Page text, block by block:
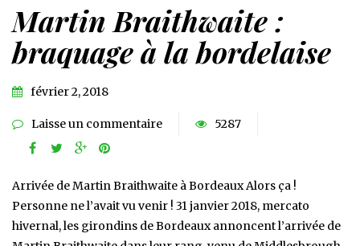
Martin Braithwaite :
braquage à la bordelaise
février 2, 2018
Laisse un commentaire 5287
Arrivée de Martin Braithwaite à Bordeaux Alors ça !
Personne ne l’avait vu venir ! 31 janvier 2018, mercato
hivernal, les girondins de Bordeaux annoncent l’arrivée de